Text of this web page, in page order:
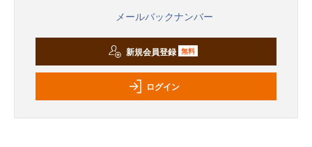
メールバックナンバー
新規会員登録 無料
ログイン